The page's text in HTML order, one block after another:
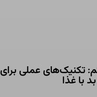
تکنیک‌های عملی برای
با غذا